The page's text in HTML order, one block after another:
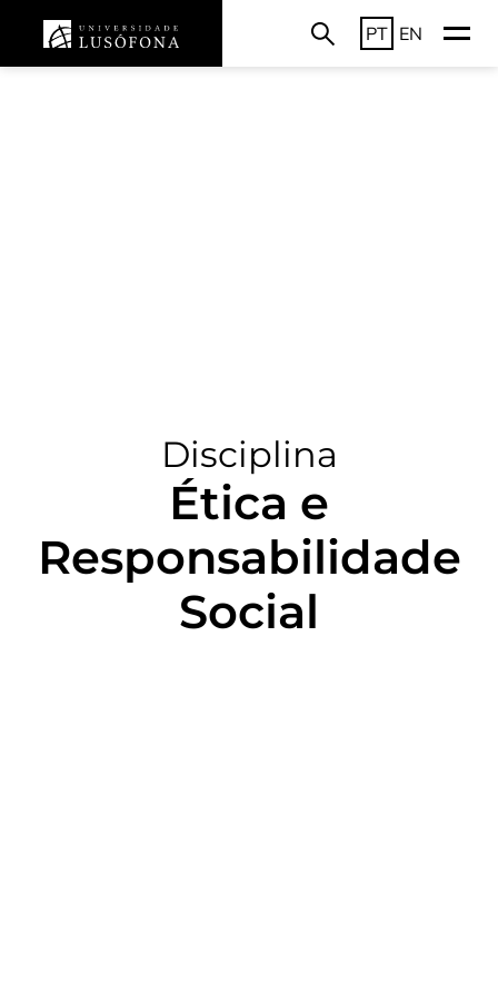
PT EN
Disciplina
Ética e
Responsabilidade
Social